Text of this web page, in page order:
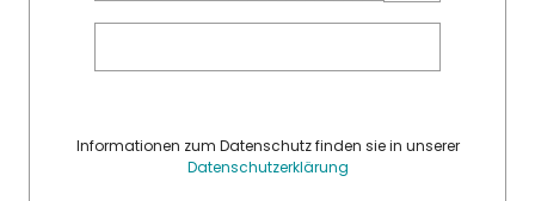
Informationen zum Datenschutz finden sie in unserer
Datenschutzerklärung